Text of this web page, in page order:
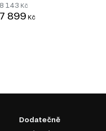
8 143 Kč
7 899 Kč
Dodatečně